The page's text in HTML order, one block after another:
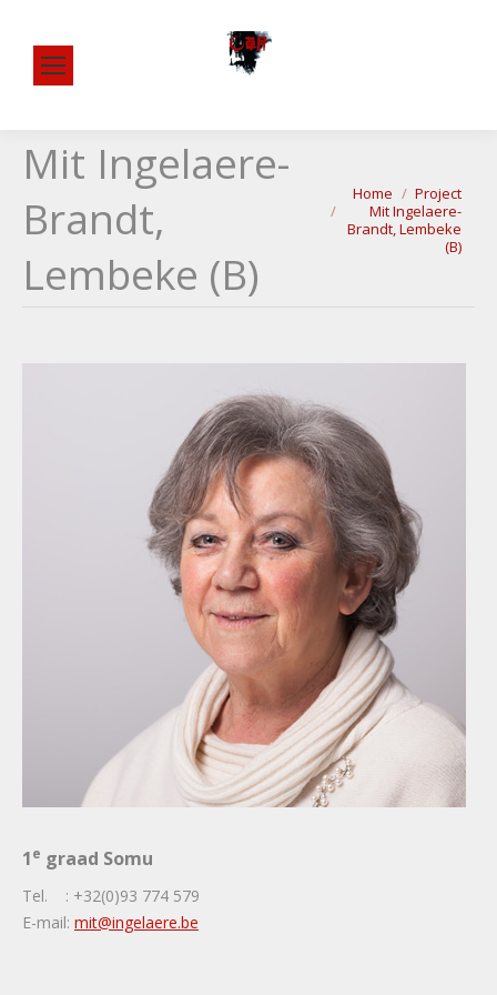
Mit Ingelaere-
Brandt,
Lembeke (B)
Je bent hier:
Home
Project
Mit Ingelaere-
Brandt, Lembeke
(B)
1e graad Somu
Tel. : +32(0)93 774 579
E-mail: mit@ingelaere.be